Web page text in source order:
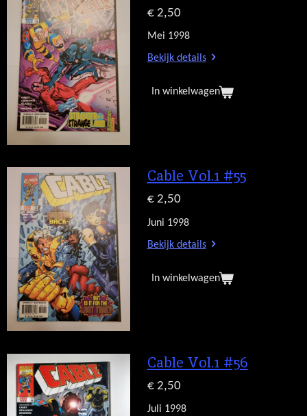
€ 2,50
Mei 1998
Bekijk details
In winkelwagen
Cable Vol.1 #55
€ 2,50
Juni 1998
Bekijk details
In winkelwagen
Cable Vol.1 #56
€ 2,50
Juli 1998